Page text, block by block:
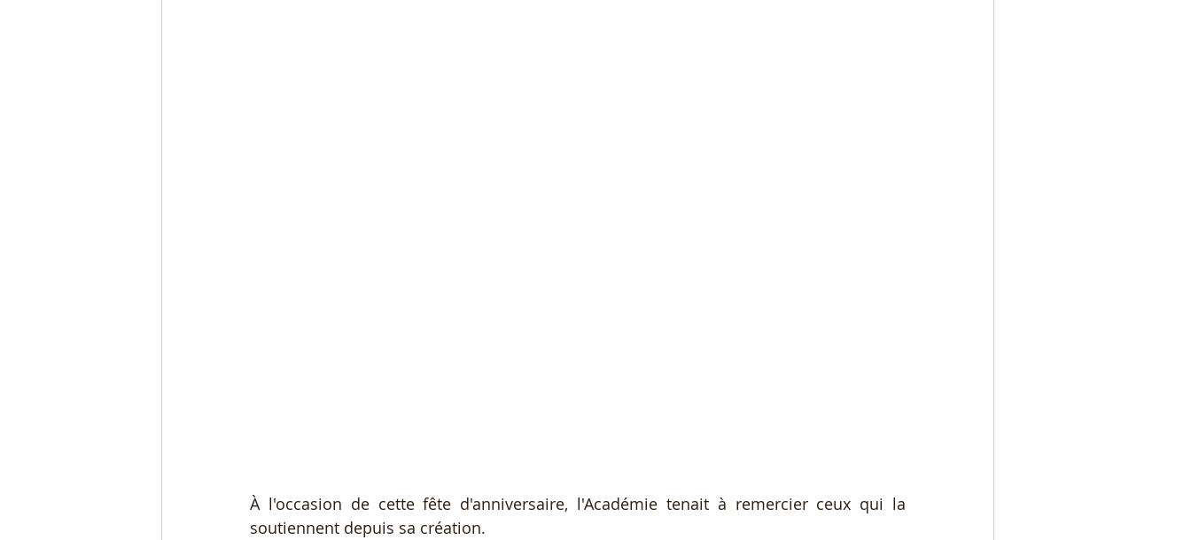
À l'occasion de cette fête d'anniversaire, l'Académie tenait à remercier ceux qui la
soutiennent depuis sa création.